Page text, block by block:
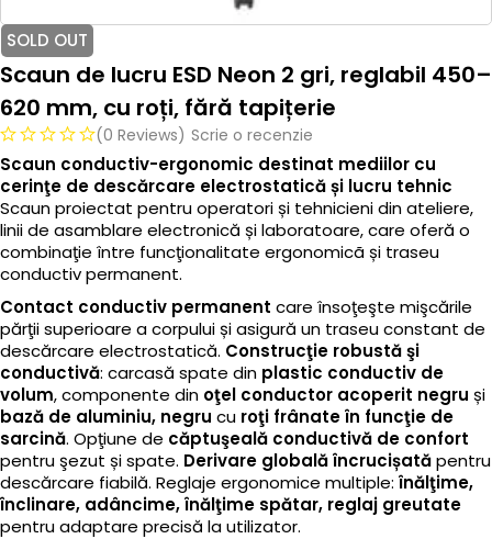
SOLD OUT
Scaun de lucru ESD Neon 2 gri, reglabil 450–
620 mm, cu roți, fără tapițerie
(0 Reviews) Scrie o recenzie
Scaun conductiv-ergonomic destinat mediilor cu
cerinţe de descărcare electrostatică și lucru tehnic
Scaun proiectat pentru operatori și tehnicieni din ateliere,
linii de asamblare electronică și laboratoare, care oferă o
combinaţie între funcţionalitate ergonomicã și traseu
conductiv permanent.
Contact conductiv permanent care însoţeşte mişcările
părţii superioare a corpului și asigură un traseu constant de
descărcare electrostatică. Construcţie robustă şi
conductivă: carcasă spate din plastic conductiv de
volum, componente din oţel conductor acoperit negru și
bază de aluminiu, negru cu roţi frânate în funcţie de
sarcină. Opţiune de căptuşeală conductivă de confort
pentru şezut și spate. Derivare globală încrucișatăpentru
descărcare fiabilă. Reglaje ergonomice multiple: înălţime,
înclinare, adâncime, înălţime spătar, reglaj greutate
pentru adaptare precisă la utilizator.